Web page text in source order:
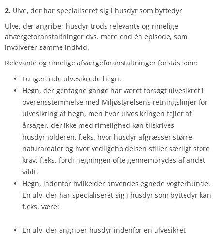
2. Ulve, der har specialiseret sig i husdyr som byttedyr
Ulve, der angriber husdyr trods relevante og rimelige
afværgeforanstaltninger dvs. mere end én episode, som
involverer samme individ.
Relevante og rimelige afværgeforanstaltninger forstås som:
Fungerende ulvesikrede hegn.
Hegn, der gentagne gange har været forsøgt ulvesikret i
overensstemmelse med Miljøstyrelsens retningslinjer for
ulvesikring af hegn, men hvor ulvesikringen fejler af
årsager, der ikke med rimelighed kan tilskrives
husdyrholderen, f.eks. hvor husdyr afgræsser større
naturarealer og hvor vedligeholdelsen stiller særligt store
krav, f.eks. fordi hegningen ofte gennembrydes af andet
vildt.
Hegn, indenfor hvilke der anvendes egnede vogterhunde.
En ulv, der har specialiseret sig i husdyr som byttedyr kan
f.eks. være:
En ulv, der angriber husdyr indenfor en ulvesikret